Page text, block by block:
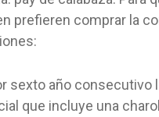
prefieren comprar la
sexto año
que incluye una